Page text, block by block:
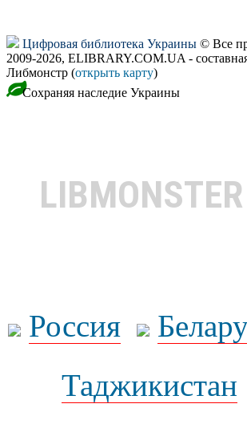
Цифровая библиотека Украины © Все
2009-2026, ELIBRARY.COM.UA -
Либмонстр (открыть карту)
Сохраняя наследие Украины
Россия
Таджикистан